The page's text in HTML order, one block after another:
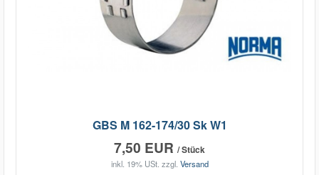
GBS M 162-174/30 Sk W1
7,50 EUR / Stück
inkl. 19% USt. zzgl. Versand